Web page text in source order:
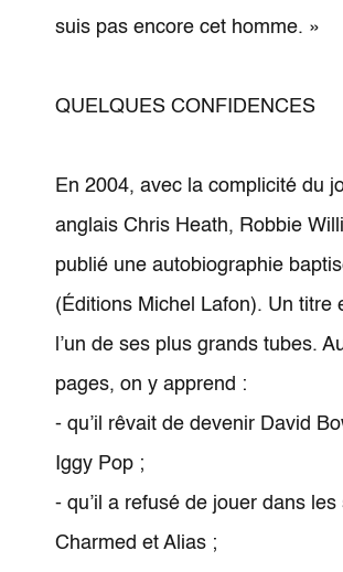
suis pas encore cet homme. »
QUELQUES CONFIDENCES
En 2004, avec la complicité du
anglais Chris Heath, Robbie
publié une autobiographie
(Éditions Michel Lafon). Un titre
l’un de ses plus grands tubes.
pages, on y apprend :
- qu’il rêvait de devenir David
Iggy Pop ;
- qu’il a refusé de jouer dans les
Charmed et Alias ;